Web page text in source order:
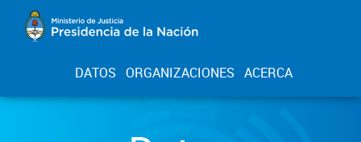
DATOS ORGANIZACIONES ACERCA